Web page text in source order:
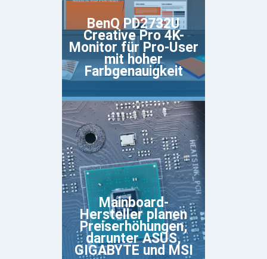
BenQ PD2732U
Creative Pro 4K-
Monitor für Pro-User
mit hoher
Farbgenauigkeit
Mainboard-
Hersteller planen
Preiserhöhungen,
darunter ASUS,
GIGABYTE und MSI